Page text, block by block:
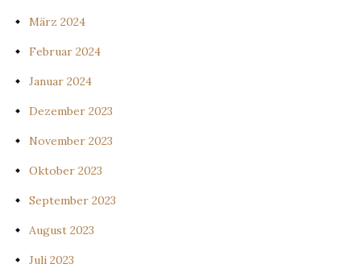
März 2024
Februar 2024
Januar 2024
Dezember 2023
November 2023
Oktober 2023
September 2023
August 2023
Juli 2023